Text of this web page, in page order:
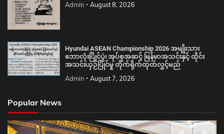
Admin August 8, 2026
Hyundai ASEAN Championship 2026 အမျိုးသား
ဘောလုံးပြိုင်ပွဲ၊ အုပ်စုအဆင့် မြန်မာအသင်းနှင့် ထိုင်း
အသင်းယှဉ်ပြိုင်မှု တိုက်ရိုက်ထုတ်လွှင့်မည်
Admin August 7, 2026
Popular News